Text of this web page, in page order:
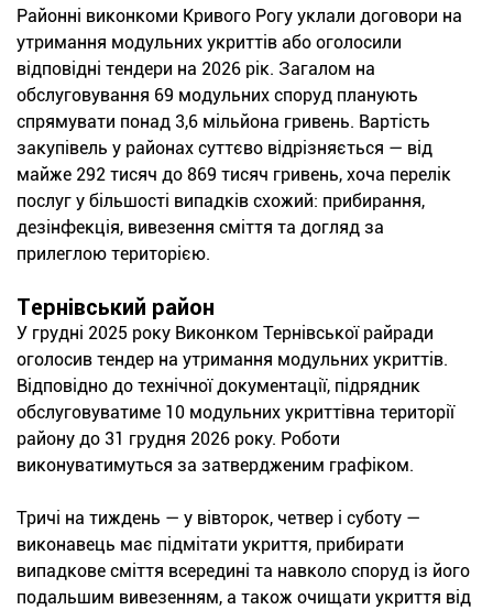
Районні виконкоми Кривого Рогу уклали договори на
утримання модульних укриттів або оголосили
відповідні тендери на 2026 рік. Загалом на
обслуговування 69 модульних споруд планують
спрямувати понад 3,6 мільйона гривень. Вартість
закупівель у районах суттєво відрізняється — від
майже 292 тисяч до 869 тисяч гривень, хоча перелік
послуг у більшості випадків схожий: прибирання,
дезінфекція, вивезення сміття та догляд за
прилеглою територією.
Тернівський район
У грудні 2025 року Виконком Тернівської райради
оголосив тендер на утримання модульних укриттів.
Відповідно до технічної документації, підрядник
обслуговуватиме 10 модульних укриттівна території
району до 31 грудня 2026 року. Роботи
виконуватимуться за затвердженим графіком.
Тричі на тиждень — у вівторок, четвер і суботу —
виконавець має підмітати укриття, прибирати
випадкове сміття всередині та навколо споруд із його
подальшим вивезенням, а також очищати укриття від